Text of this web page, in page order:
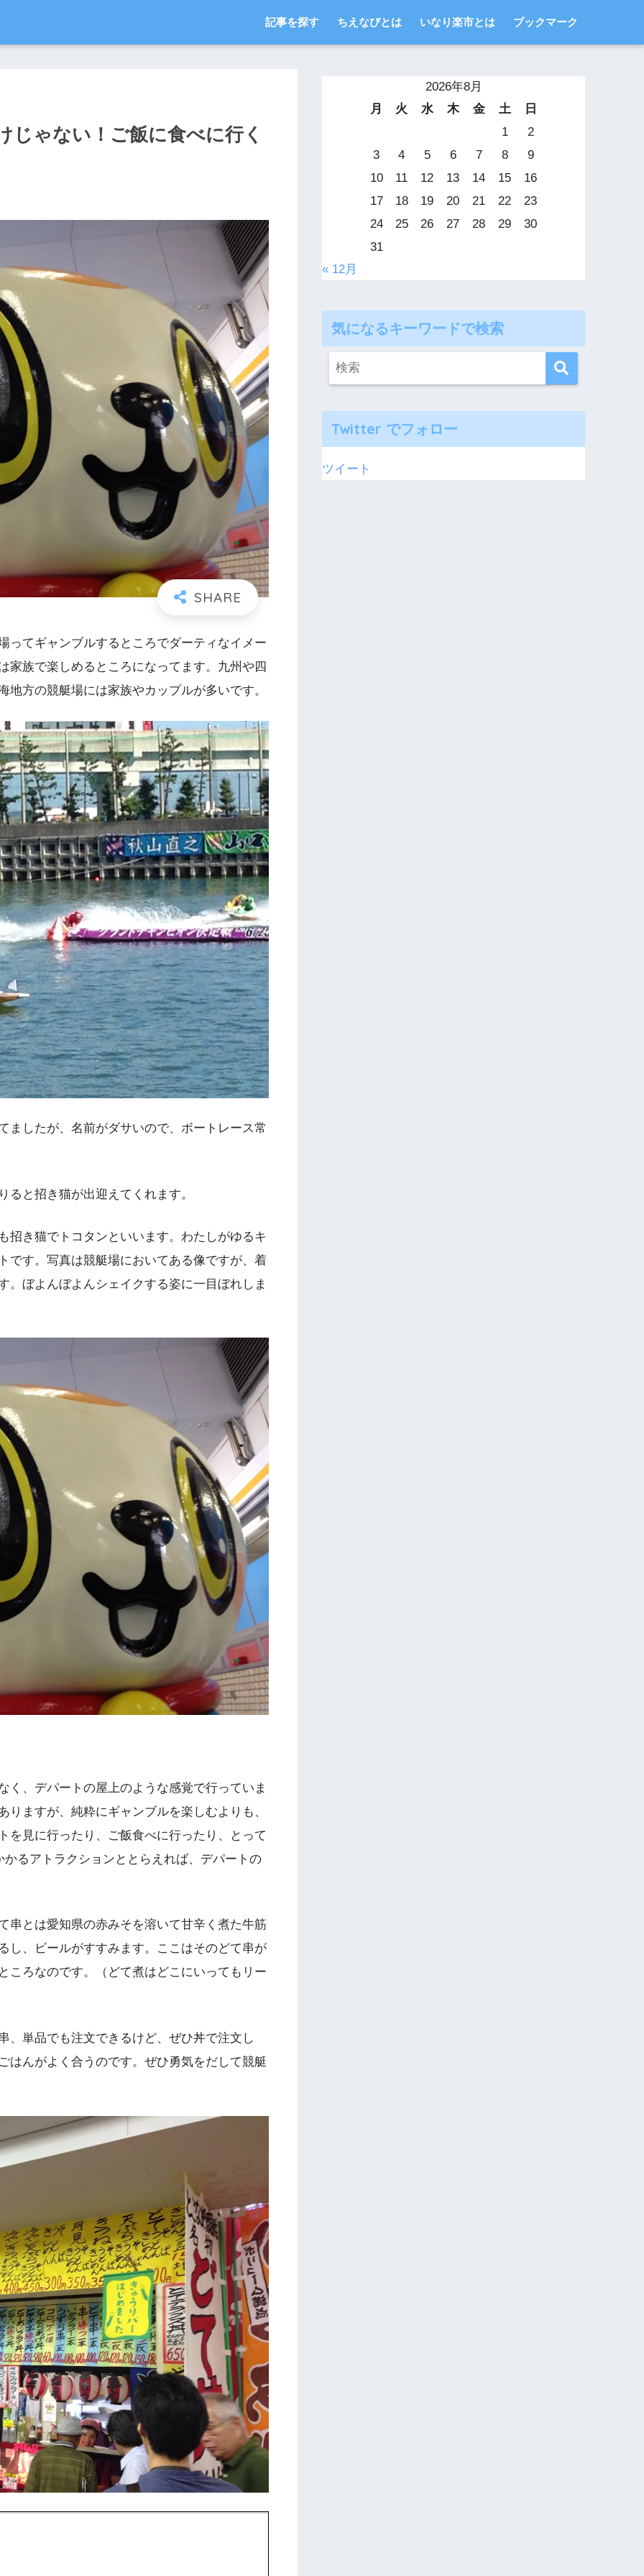
記事を探す ちえなびとは いなり楽市とは ブックマーク
じゃない！ご飯に食べに行く
ってギャンブルするところでダーティなイメー
家族で楽しめるところになってます。九州や四
方の競艇場には家族やカップルが多いです。
ましたが、名前がダサいので、ボートレース常
と招き猫が出迎えてくれます。
招き猫でトコタンといいます。わたしがゆるキ
です。写真は競艇場においてある像ですが、着
。ぼよんぼよんシェイクする姿に一目ぼれしま
く、デパートの屋上のような感覚で行っていま
ますが、純粋にギャンブルを楽しむよりも、
を見に行ったり、ご飯食べに行ったり、とって
るアトラクションととらえれば、デパートの
串とは愛知県の赤みそを溶いて甘辛く煮た牛筋
し、ビールがすすみます。ここはそのどて串が
ころなのです。（どて煮はどこにいってもリー
、単品でも注文できるけど、ぜひ丼で注文し
はんがよく合うのです。ぜひ勇気をだして競艇
2026年8月
月
火 水 木 金 土
日
1
2
3
4 5 6 7 8
9
10
11 12 13 14 15
16
17
18 19 20 21 22
23
24
25 26 27 28 29
30
31
« 12月
気になるキーワードで検索
Twitter でフォロー
ツイート